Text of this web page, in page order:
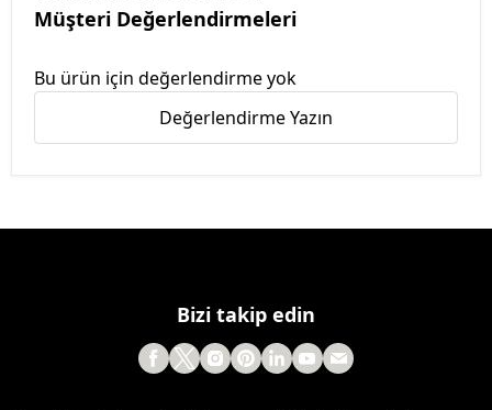
Müşteri Değerlendirmeleri
Bu ürün için değerlendirme yok
Değerlendirme Yazın
Bizi takip edin